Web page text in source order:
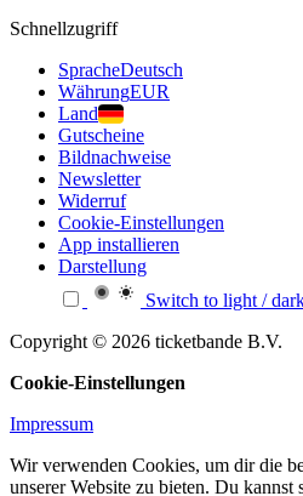
Schnellzugriff
SpracheDeutsch
WährungEUR
Land
Gutscheine
Bildnachweise
Newsletter
Widerruf
Cookie-Einstellungen
App installieren
Darstellung
Switch to light /
Copyright © 2026 ticketbande B.V.
Cookie-Einstellungen
Impressum
Wir verwenden Cookies, um dir die
unserer Website zu bieten. Du kannst